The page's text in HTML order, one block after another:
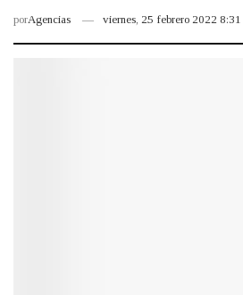
porAgencias viernes, 25 febrero 2022